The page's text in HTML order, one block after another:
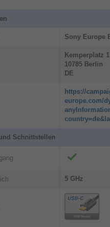
PC-Gaming
dynamische adaptive
games/
Controller-Funktionen
Spiele mithilfe der
Controller. Zur
Sony Europe
Kemperplatz 1
10785 Berlin
DE
https://
europe.com/
Schnittstellen
5 GHz